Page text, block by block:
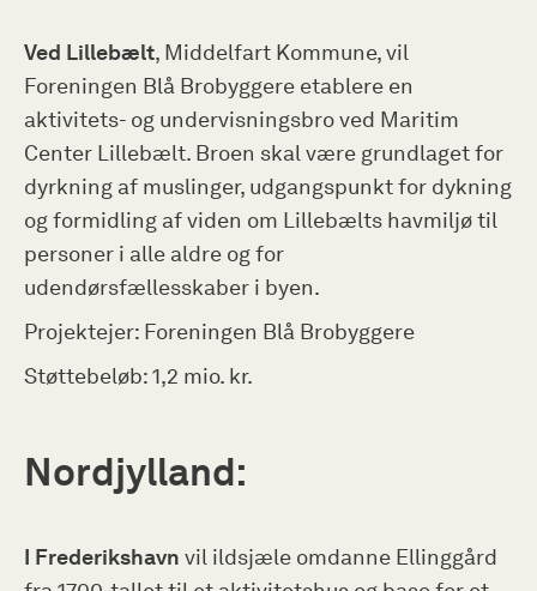
Ved Lillebælt, Middelfart Kommune, vil
Foreningen Blå Brobyggere etablere en
aktivitets- og undervisningsbro ved Maritim
Center Lillebælt. Broen skal være grundlaget for
dyrkning af muslinger, udgangspunkt for dykning
og formidling af viden om Lillebælts havmiljø til
personer i alle aldre og for
udendørsfællesskaber i byen.
Projektejer: Foreningen Blå Brobyggere
Støttebeløb: 1,2 mio. kr.
Nordjylland:
I Frederikshavn vil ildsjæle omdanne Ellinggård